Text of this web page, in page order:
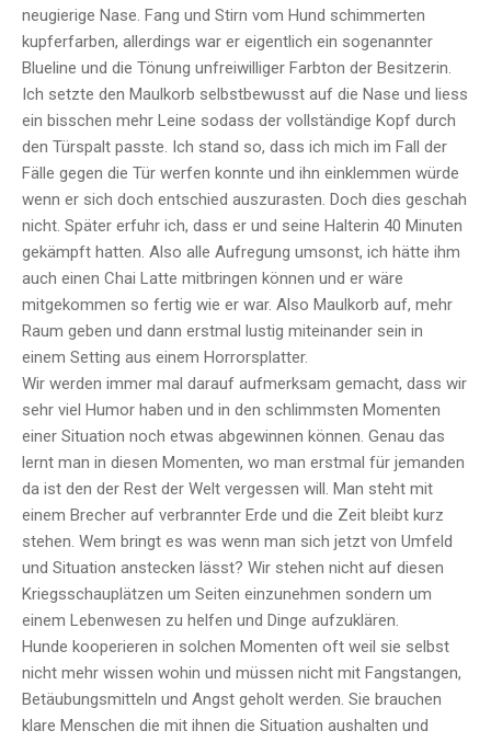
neugierige Nase. Fang und Stirn vom Hund schimmerten
kupferfarben, allerdings war er eigentlich ein sogenannter
Blueline und die Tönung unfreiwilliger Farbton der Besitzerin.
Ich setzte den Maulkorb selbstbewusst auf die Nase und liess
ein bisschen mehr Leine sodass der vollständige Kopf durch
den Türspalt passte. Ich stand so, dass ich mich im Fall der
Fälle gegen die Tür werfen konnte und ihn einklemmen würde
wenn er sich doch entschied auszurasten. Doch dies geschah
nicht. Später erfuhr ich, dass er und seine Halterin 40 Minuten
gekämpft hatten. Also alle Aufregung umsonst, ich hätte ihm
auch einen Chai Latte mitbringen können und er wäre
mitgekommen so fertig wie er war. Also Maulkorb auf, mehr
Raum geben und dann erstmal lustig miteinander sein in
einem Setting aus einem Horrorsplatter.
Wir werden immer mal darauf aufmerksam gemacht, dass wir
sehr viel Humor haben und in den schlimmsten Momenten
einer Situation noch etwas abgewinnen können. Genau das
lernt man in diesen Momenten, wo man erstmal für jemanden
da ist den der Rest der Welt vergessen will. Man steht mit
einem Brecher auf verbrannter Erde und die Zeit bleibt kurz
stehen. Wem bringt es was wenn man sich jetzt von Umfeld
und Situation anstecken lässt? Wir stehen nicht auf diesen
Kriegsschauplätzen um Seiten einzunehmen sondern um
einem Lebenwesen zu helfen und Dinge aufzuklären.
Hunde kooperieren in solchen Momenten oft weil sie selbst
nicht mehr wissen wohin und müssen nicht mit Fangstangen,
Betäubungsmitteln und Angst geholt werden. Sie brauchen
klare Menschen die mit ihnen die Situation aushalten und